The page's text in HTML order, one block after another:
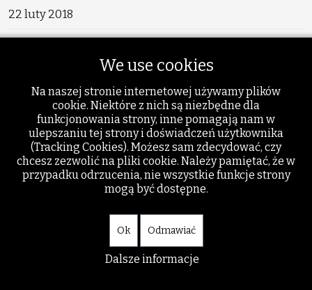
22 luty 2018
26 grudzień 2023
Emil Biela - Krzyż – spójnik między
szczęściem a rozpaczą
15 styczeń 2013
Ewa Klajman-Gomolińska - Pierwszy rowerek
Tadeusz Buraczewski - Riders on the Time
21 październik 2012
We use cookies
Na naszej stronie internetowej używamy plików
cookie. Niektóre z nich są niezbędne dla
funkcjonowania strony, inne pomagają nam w
ulepszaniu tej strony i doświadczeń użytkownika
(Tracking Cookies). Możesz sam zdecydować, czy
chcesz zezwolić na pliki cookie. Należy pamiętać, że w
przypadku odrzucenia, nie wszystkie funkcje strony
mogą być dostępne.
Ok Odmawiać
Dalsze informacje